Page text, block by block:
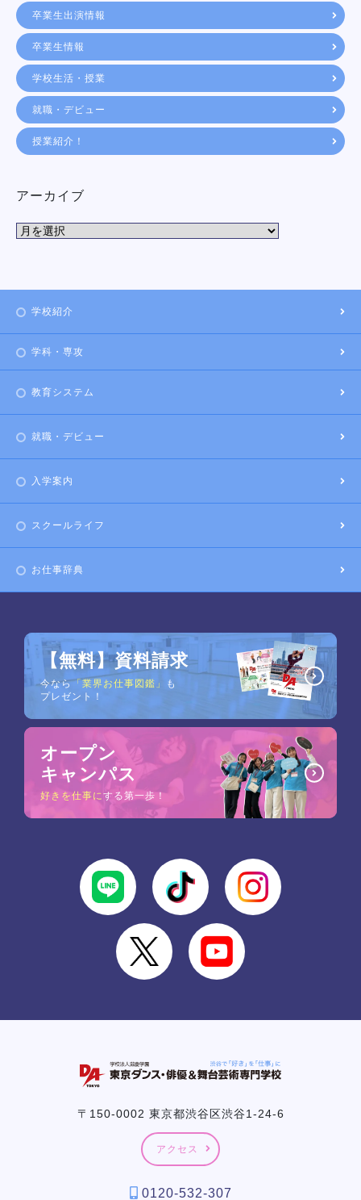
卒業生出演情報
卒業生情報
学校生活・授業
就職・デビュー
授業紹介！
アーカイブ
学校紹介
学科・専攻
教育システム
就職・デビュー
入学案内
スクールライフ
お仕事辞典
【無料】資料請求
今なら「業界お仕事図鑑」
も
プレゼント！
オープン
キャンパス
好きを仕事にする第一歩！
〒150-0002 東京都渋谷区渋谷1-24-6
アクセス
0120-532-307